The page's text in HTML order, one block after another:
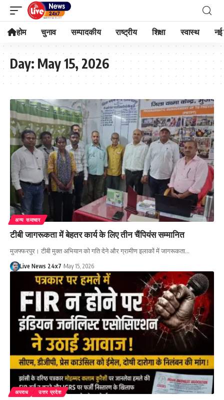
होम चुनाव सम्पादकीय राष्ट्रीय शिक्षा स्वास्थ नई
Day: May 15, 2026
अन्य समाचार
टीबी जागरूकता में बेहतर कार्य के लिए तीन चैंपियंस सम्मानित
मुजफ्फरपुर। टीबी मुक्त अभियान को गति देने और ग्रामीण इलाकों में जागरूकता…
Live News 24x7 May 15, 2026
अपराध उत्तर प्रदेश